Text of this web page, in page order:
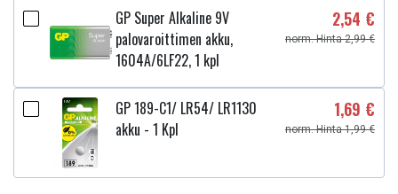
Korkeus: 5,95 mm
Halkaisija :
Lue ominaisuuksien merkityksestä
GP Super Alkaline 9V
palovaroittimen akku,
1604A/6LF22, 1 kpl
2,54 €
norm. Hinta 2,99 €
GP 189-C1/ LR54/ LR1130
akku - 1 Kpl
1,69 €
norm. Hinta 1,99 €